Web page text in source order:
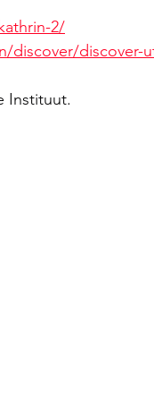
2/
discover/discover-
Instituut.